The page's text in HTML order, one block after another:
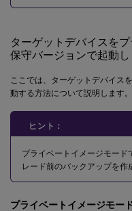
ターゲットデバイスを
保守バージョンで起動し
ここでは、ターゲットデバイス
動する方法について説明します。
ヒント：
プライベートイメージモー
レード前のバックアップを作
プライベートイメージモー